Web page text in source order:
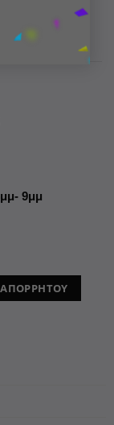
9μμ
ΑΠΟΡΡΗΤΟΥ